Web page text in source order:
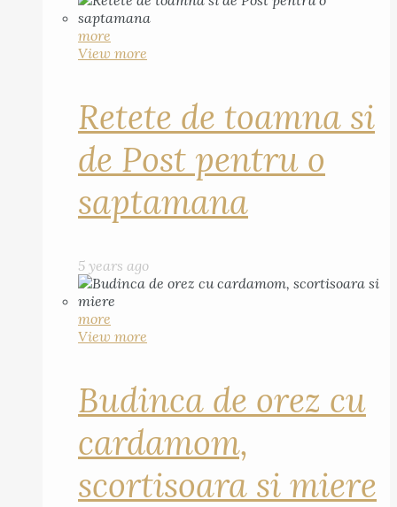
more
View more
Retete de toamna si
de Post pentru o
saptamana
5 years ago
more
View more
Budinca de orez cu
cardamom,
scortisoara si miere